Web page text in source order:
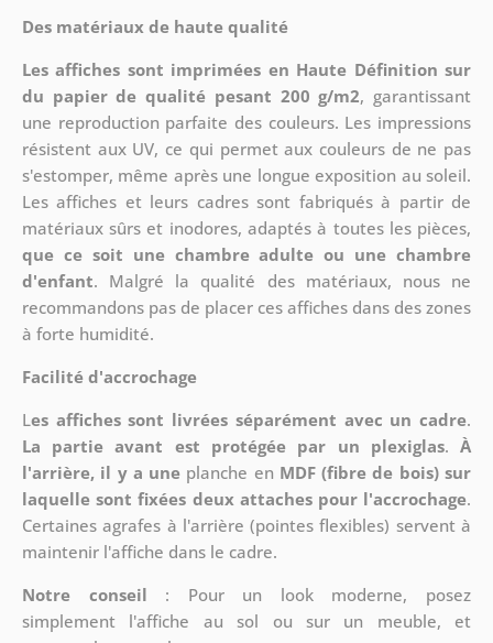
Des matériaux de haute qualité
Les affiches sont imprimées en Haute Définition sur
du papier de qualité pesant 200 g/m2, garantissant
une reproduction parfaite des couleurs. Les impressions
résistent aux UV, ce qui permet aux couleurs de ne pas
s'estomper, même après une longue exposition au soleil.
Les affiches et leurs cadres sont fabriqués à partir de
matériaux sûrs et inodores, adaptés à toutes les pièces,
que ce soit une chambre adulte ou une chambre
d'enfant. Malgré la qualité des matériaux, nous ne
recommandons pas de placer ces affiches dans des zones
à forte humidité.
Facilité d'accrochage
Les affiches sont livrées séparément avec un cadre.
La partie avant est protégée par un plexiglas.À
l'arrière, il y a une planche en MDF (fibre de bois) sur
laquelle sont fixées deux attaches pour l'accrochage.
Certaines agrafes à l'arrière (pointes flexibles) servent à
maintenir l'affiche dans le cadre.
Notre conseil : Pour un look moderne, posez
simplement l'affiche au sol ou sur un meuble, et